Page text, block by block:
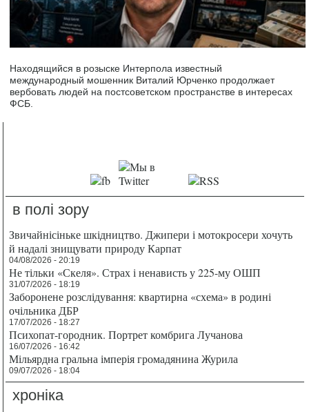
Находящийся в розыске Интерпола известный
международный мошенник Виталий Юрченко продолжает
вербовать людей на постсоветском пространстве в интересах
ФСБ.
в полі зору
Звичайнісіньке шкідництво. Джипери і мотокросери хочуть
й надалі знищувати природу Карпат
04/08/2026 - 20:19
Не тільки «Скеля». Страх і ненависть у 225-му ОШП
31/07/2026 - 18:19
Заборонене розслідування: квартирна «схема» в родині
очільника ДБР
17/07/2026 - 18:27
Психопат-городник. Портрет комбрига Лучанова
16/07/2026 - 16:42
Мільярдна гральна імперія громадянина Журила
09/07/2026 - 18:04
хроніка